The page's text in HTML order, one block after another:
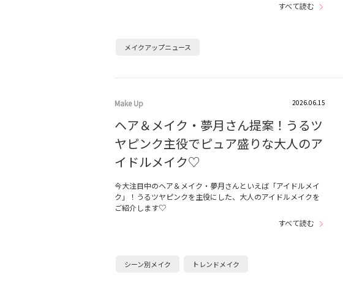
すべて読む
メイクアップニュース
Make Up 2026.06.15
ヘア＆メイク・夢月さん提案！うるツ
ヤピンク主役でピュア盛りな大人のア
イドルメイク♡
今大注目中のヘア＆メイク・夢月さんといえば「アイドルメイ
ク」！うるツヤピンクを主役にした、大人のアイドルメイクを
ご紹介します♡
すべて読む
シーン別メイク トレンドメイク